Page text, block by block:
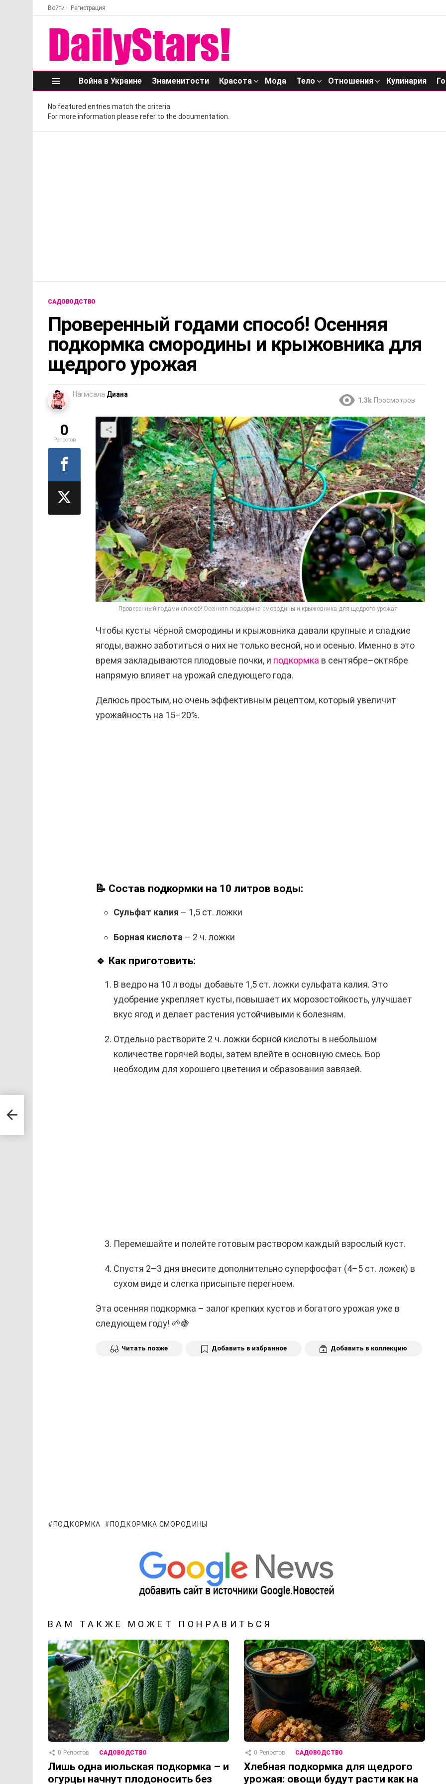
Войти Регистрация
Меню
Война в Украине Знаменитости Красота Мода Тело Отношения Кулинария
No featured entries match the criteria.
For more information please refer to the documentation.
САДОВОДСТВО
Проверенный годами способ! Осенняя
подкормка смородины и крыжовника для
щедрого урожая
Написала Диана
1.3k Просмотров
Проверенный годами способ! Осенняя подкормка смородины и крыжовника для щедрого урожая
Чтобы кусты чёрной смородины и крыжовника давали крупные и сладкие
ягоды, важно заботиться о них не только весной, но и осенью. Именно в это
время закладываются плодовые почки, и подкормка в сентябре–октябре
напрямую влияет на урожай следующего года.
Делюсь простым, но очень эффективным рецептом, который увеличит
урожайность на 15–20%.
📝 Состав подкормки на 10 литров воды:
Сульфат калия – 1,5 ст. ложки
Борная кислота – 2 ч. ложки
🔹 Как приготовить:
В ведро на 10 л воды добавьте 1,5 ст. ложки сульфата калия. Это
удобрение укрепляет кусты, повышает их морозостойкость, улучшает
вкус ягод и делает растения устойчивыми к болезням.
Отдельно растворите 2 ч. ложки борной кислоты в небольшом
количестве горячей воды, затем влейте в основную смесь. Бор
необходим для хорошего цветения и образования завязей.
Перемешайте и полейте готовым раствором каждый взрослый куст.
Спустя 2–3 дня внесите дополнительно суперфосфат (4–5 ст. ложек) в
сухом виде и слегка присыпьте перегноем.
Эта осенняя подкормка – залог крепких кустов и богатого урожая уже в
следующем году! 🌱🍇
Читать позже Добавить в избранное Добавить в коллекцию
0
Репостов
ПОДКОРМКА ПОДКОРМКА СМОРОДИНЫ
ВАМ ТАКЖЕ МОЖЕТ ПОНРАВИТЬСЯ
0 Репостов САДОВОДСТВО
Лишь одна июльская подкормка – и
огурцы начнут плодоносить без
0 Репостов САДОВОДСТВО
Хлебная подкормка для щедрого
урожая: овощи будут расти как на
и